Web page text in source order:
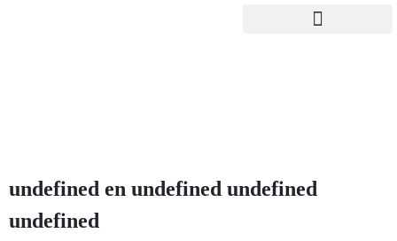
undefined en undefined undefined
undefined